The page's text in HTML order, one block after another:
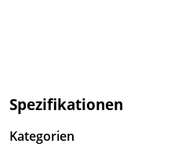
Spezifikationen
Kategorien